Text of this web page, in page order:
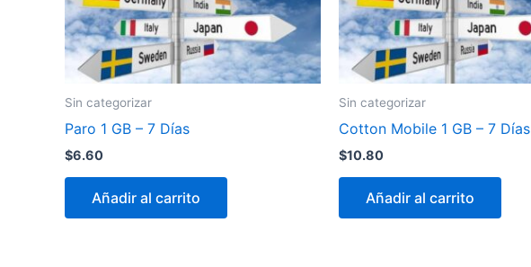
Sin categorizar
Paro 1 GB – 7 Días
$6.60
Añadir al carrito
Sin categorizar
Cotton Mobile 1 GB – 7 Días
$10.80
Añadir al carrito